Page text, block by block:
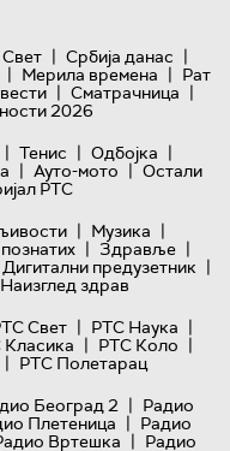
Свет | Србија данас |
| Мерила времена | Рат
| Сматрачница |
2026
| Тенис | Одбојка |
| Ауто-мото | Остали
РТС
| Музика |
| Здравље |
Дигитални предузетник |
Наизглед здрав
Свет | РТС Наука |
| РТС Коло |
| РТС Полетарац
Београд 2 | Радио
Плетеница | Радио
Вртешка | Радио